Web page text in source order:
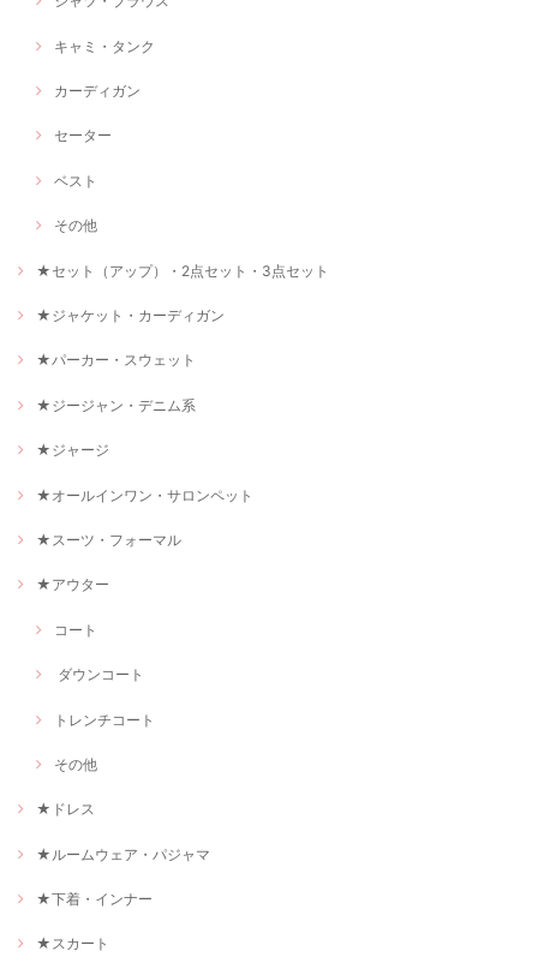
キャミ・タンク
カーディガン
セーター
ベスト
その他
★セット（アップ）・2点セット・3点セット
★ジャケット・カーディガン
★パーカー・スウェット
★ジージャン・デニム系
★ジャージ
★オールインワン・サロンペット
★スーツ・フォーマル
★アウター
コート
ダウンコート
トレンチコート
その他
★ドレス
★ルームウェア・パジャマ
★下着・インナー
★スカート